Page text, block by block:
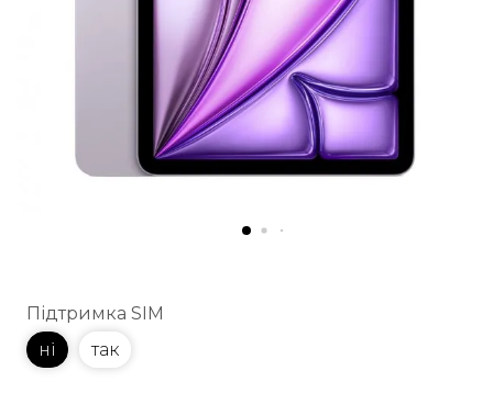
Підтримка SIM
ні
так